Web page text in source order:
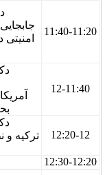
و ناپایداری نظم
غرب آسیا (با تاکید بر
پایایی حضور و تداوم
سازی در دوران پسا
و پاسخ